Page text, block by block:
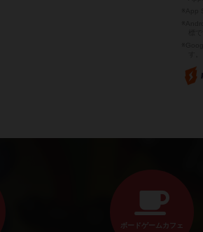
ボードゲームカフェ